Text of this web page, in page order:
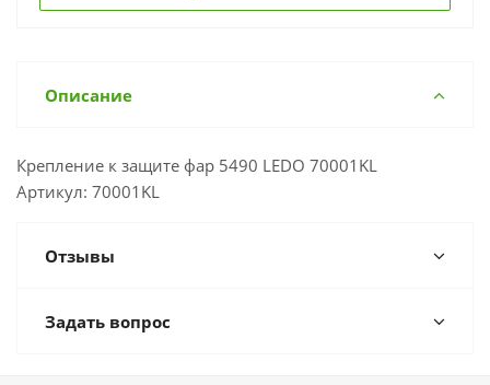
Описание
Крепление к защите фар 5490 LEDO 70001KL
Артикул: 70001KL
Отзывы
Задать вопрос